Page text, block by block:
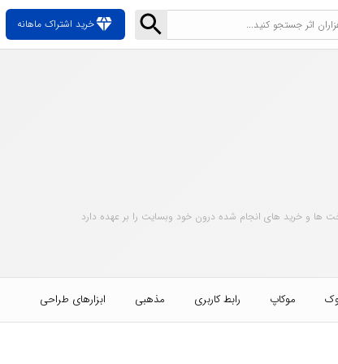
diamondخرید اشتراک ماهانه
ها و خرید های انجام شده درون خود وبسایت را بر عهده دارد
موکاپ رابط کاربری مذهبی ابزارهای طراحی